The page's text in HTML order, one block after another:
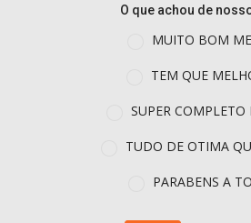
O que achou de
MUITO BOM
TEM QUE
SUPER COMPLETO
TUDO DE OTIMA
PARABENS A